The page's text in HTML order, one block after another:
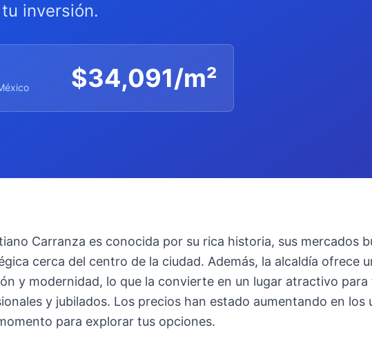
inversión.
$34,091/m²
Carranza es conocida por su rica historia, sus mercados
cerca del centro de la ciudad. Además, la alcaldía ofrece
y modernidad, lo que la convierte en un lugar atractivo para
y jubilados. Los precios han estado aumentando en los
para explorar tus opciones.